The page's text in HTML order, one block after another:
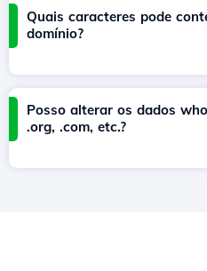
Quais caracteres pode
domínio?
Posso alterar os dados
.org, .com, etc.?